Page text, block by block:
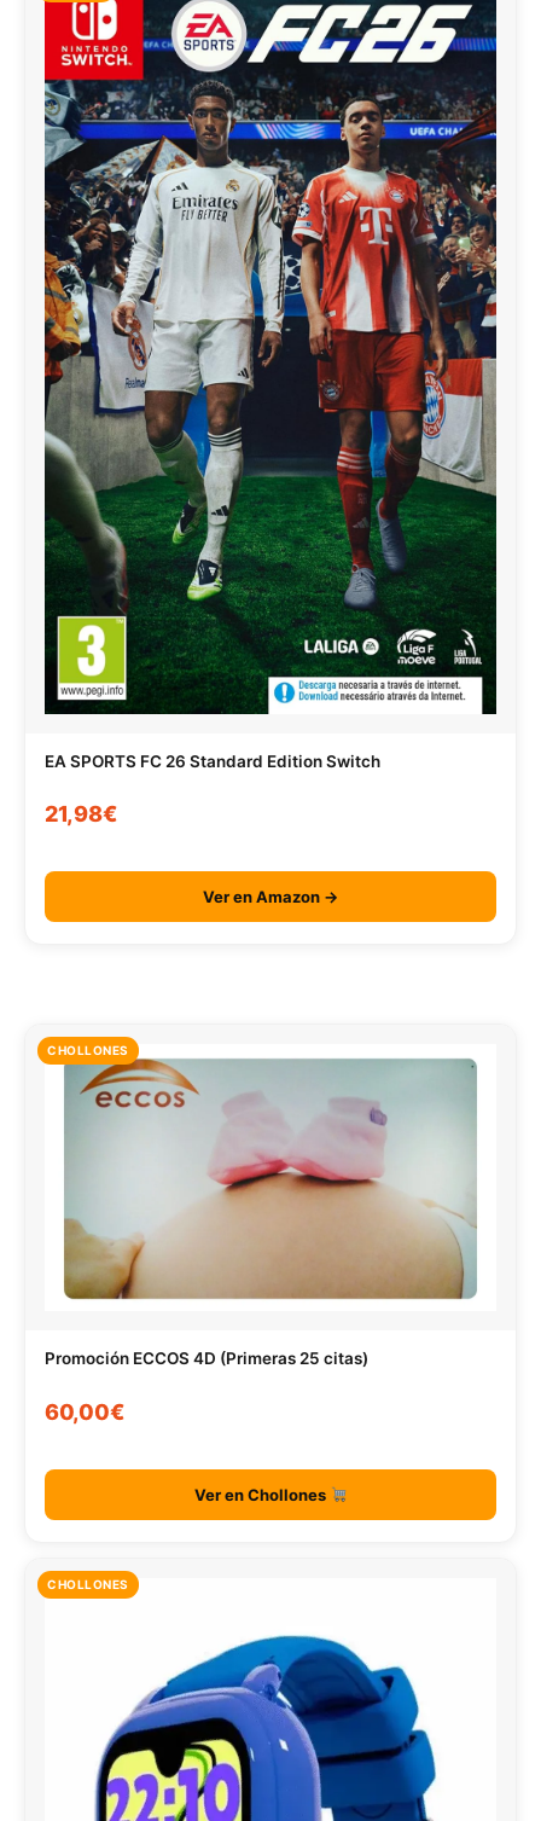
EA SPORTS FC 26 Standard Edition Switch
21,98€
Ver en Amazon →
CHOLLONES
Promoción ECCOS 4D (Primeras 25 citas)
60,00€
Ver en Chollones
CHOLLONES